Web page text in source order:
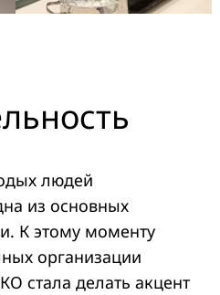
людей
из основных
К этому моменту
организации
стала делать акцент